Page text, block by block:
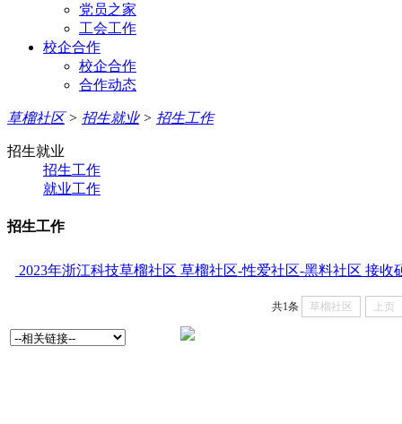
党员之家
工会工作
校企合作
校企合作
合作动态
草榴社区> 招生就业> 招生工作
招生就业
招生工作
就业工作
招生工作
2023年浙江科技草榴社区 草榴社区-性爱社区-黑料社区 接收
共1条 草榴社区 上页